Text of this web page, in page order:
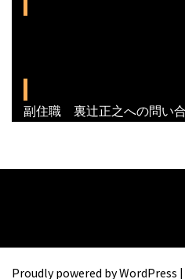
副住職 裏辻正之への問い合
Proudly powered by WordPress |